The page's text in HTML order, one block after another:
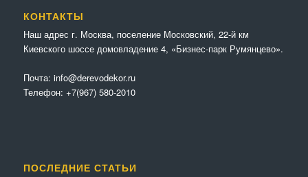
КОНТАКТЫ
Наш адрес г. Москва, поселение Московский, 22-й км
Киевского шоссе домовладение 4, «Бизнес-парк Румянцево».
Почта: info@derevodekor.ru
Телефон: +7(967) 580-2010
ПОСЛЕДНИЕ СТАТЬИ